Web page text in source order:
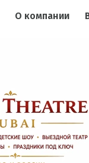
О компании